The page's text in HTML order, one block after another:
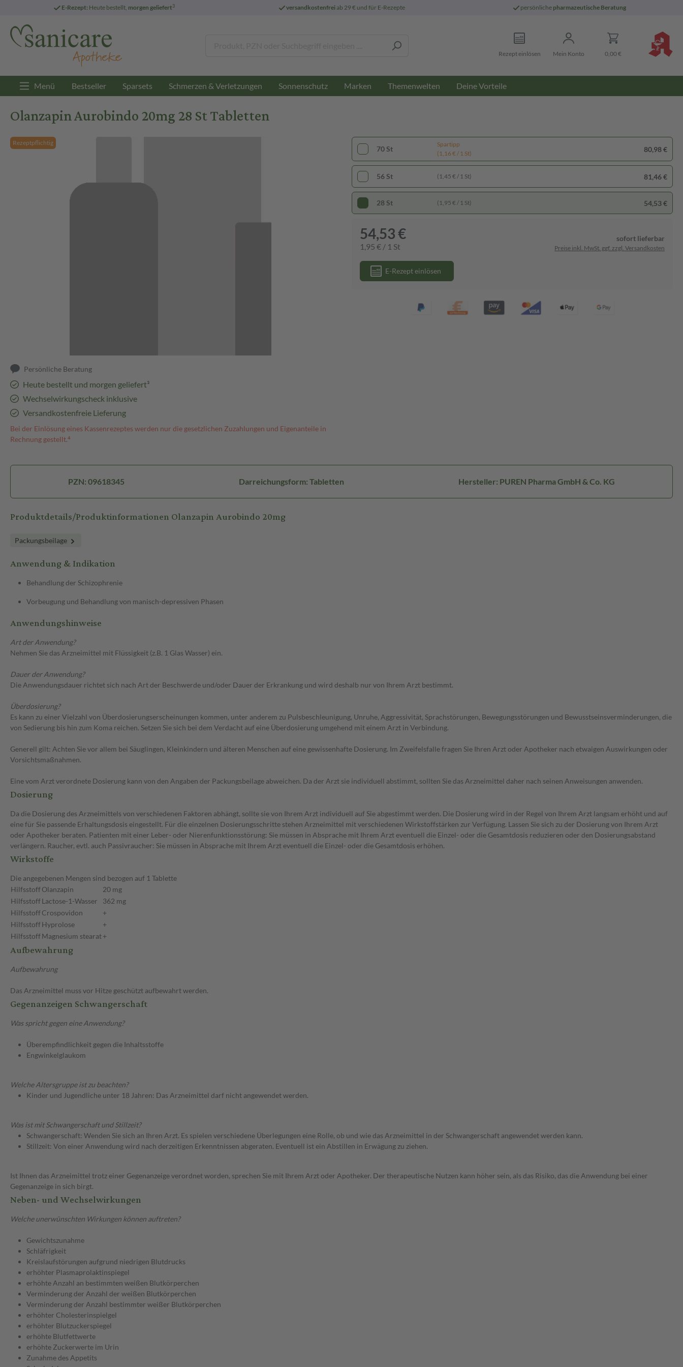
E-Rezept: Heute bestellt, morgen geliefert3 versandkostenfreiab 29 € und für E-Rezepte persönliche pharmazeutische Beratung
Rezept einlösen Mein Konto 0,00 €
Menü Bestseller Sparsets Schmerzen & Verletzungen Sonnenschutz Marken Themenwelten Deine Vorteile
Olanzapin Aurobindo 20mg 28 St Tabletten
Rezeptpflichtig
Persönliche Beratung
Heute bestellt und morgen geliefert³
Wechselwirkungscheck inklusive
Versandkostenfreie Lieferung
Bei der Einlösung eines Kassenrezeptes werden nur die gesetzlichen Zuzahlungen und Eigenanteile in
Rechnung gestellt.⁴
70 St
Spartipp
(1,16 € / 1 St)
80,98 €
56 St (1,45 € / 1 St) 81,46 €
28 St (1,95 € / 1 St) 54,53 €
54,53 €
1,95 € / 1 St
sofort lieferbar
Preise inkl. MwSt. ggf. zzgl. Versandkosten
E-Rezept einlösen
PZN: 09618345 Darreichungsform: Tabletten Hersteller: PUREN Pharma GmbH & Co. KG
Produktdetails/Produktinformationen Olanzapin Aurobindo 20mg
Packungsbeilage
Anwendung & Indikation
Behandlung der Schizophrenie
Vorbeugung und Behandlung von manisch-depressiven Phasen
Anwendungshinweise
Art der Anwendung?
Nehmen Sie das Arzneimittel mit Flüssigkeit (z.B. 1 Glas Wasser) ein.
Dauer der Anwendung?
Die Anwendungsdauer richtet sich nach Art der Beschwerde und/oder Dauer der Erkrankung und wird deshalb nur von Ihrem Arzt bestimmt.
Überdosierung?
Es kann zu einer Vielzahl von Überdosierungserscheinungen kommen, unter anderem zu Pulsbeschleunigung, Unruhe, Aggressivität, Sprachstörungen, Bewegungsstörungen und Bewusstseinsverminderungen, die
von Sedierung bis hin zum Koma reichen. Setzen Sie sich bei dem Verdacht auf eine Überdosierung umgehend mit einem Arzt in Verbindung.
Generell gilt: Achten Sie vor allem bei Säuglingen, Kleinkindern und älteren Menschen auf eine gewissenhafte Dosierung. Im Zweifelsfalle fragen Sie Ihren Arzt oder Apotheker nach etwaigen Auswirkungen oder
Vorsichtsmaßnahmen.
Eine vom Arzt verordnete Dosierung kann von den Angaben der Packungsbeilage abweichen. Da der Arzt sie individuell abstimmt, sollten Sie das Arzneimittel daher nach seinen Anweisungen anwenden.
Dosierung
Da die Dosierung des Arzneimittels von verschiedenen Faktoren abhängt, sollte sie von Ihrem Arzt individuell auf Sie abgestimmt werden. Die Dosierung wird in der Regel von Ihrem Arzt langsam erhöht und auf
eine für Sie passende Erhaltungsdosis eingestellt. Für die einzelnen Dosierungsschritte stehen Arzneimittel mit verschiedenen Wirkstoffstärken zur Verfügung. Lassen Sie sich zu der Dosierung von Ihrem Arzt
oder Apotheker beraten. Patienten mit einer Leber- oder Nierenfunktionsstörung: Sie müssen in Absprache mit Ihrem Arzt eventuell die Einzel- oder die Gesamtdosis reduzieren oder den Dosierungsabstand
verlängern. Raucher, evtl. auch Passivraucher: Sie müssen in Absprache mit Ihrem Arzt eventuell die Einzel- oder die Gesamtdosis erhöhen.
Wirkstoffe
Die angegebenen Mengen sind bezogen auf 1 Tablette
HilfsstoffOlanzapin
20 mg
HilfsstoffLactose-1-Wasser
362 mg
HilfsstoffCrospovidon
+
HilfsstoffHyprolose
+
HilfsstoffMagnesium stearat+
Aufbewahrung
Aufbewahrung
Das Arzneimittel muss vor Hitze geschützt aufbewahrt werden.
Gegenanzeigen Schwangerschaft
Was spricht gegen eine Anwendung?
Überempfindlichkeit gegen die Inhaltsstoffe
Engwinkelglaukom
Welche Altersgruppe ist zu beachten?
Kinder und Jugendliche unter 18 Jahren: Das Arzneimittel darf nicht angewendet werden.
Was ist mit Schwangerschaft und Stillzeit?
Schwangerschaft: Wenden Sie sich an Ihren Arzt. Es spielen verschiedene Überlegungen eine Rolle, ob und wie das Arzneimittel in der Schwangerschaft angewendet werden kann.
Stillzeit: Von einer Anwendung wird nach derzeitigen Erkenntnissen abgeraten. Eventuell ist ein Abstillen in Erwägung zu ziehen.
Ist Ihnen das Arzneimittel trotz einer Gegenanzeige verordnet worden, sprechen Sie mit Ihrem Arzt oder Apotheker. Der therapeutische Nutzen kann höher sein, als das Risiko, das die Anwendung bei einer
Gegenanzeige in sich birgt.
Neben- und Wechselwirkungen
Welche unerwünschten Wirkungen können auftreten?
Gewichtszunahme
Schläfrigkeit
Kreislaufstörungen aufgrund niedrigen Blutdrucks
erhöhter Plasmaprolaktinspiegel
erhöhte Anzahl an bestimmten weißen Blutkörperchen
Verminderung der Anzahl der weißen Blutkörperchen
Verminderung der Anzahl bestimmter weißer Blutkörperchen
erhöhter Cholesterinspielgel
erhöhter Blutzuckerspiegel
erhöhte Blutfettwerte
erhöhte Zuckerwerte im Urin
Zunahme des Appetits